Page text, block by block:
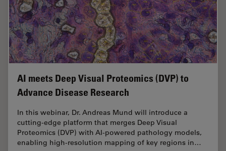
AI meets Deep Visual Proteomics (DVP) to
Advance Disease Research
In this webinar, Dr. Andreas Mund will introduce a
cutting-edge platform that merges Deep Visual
Proteomics (DVP) with AI-powered pathology models,
enabling high-resolution mapping of key regions in…